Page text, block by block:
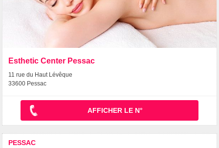
Esthetic Center Pessac
11 rue du Haut Lévêque
33600 Pessac
AFFICHER LE N°
PESSAC